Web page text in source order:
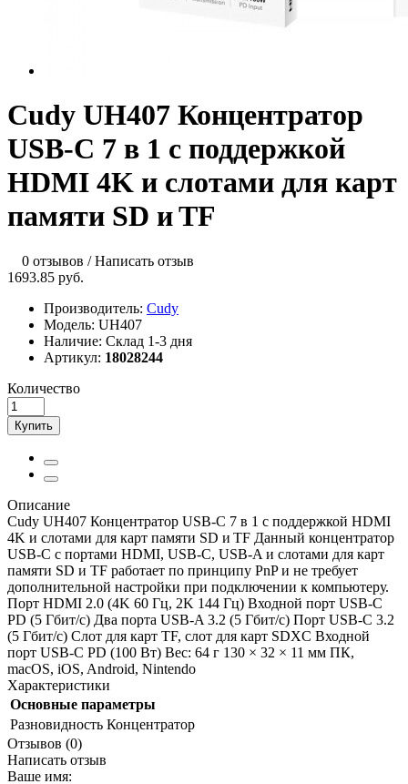
Cudy UH407 Концентратор
USB-C 7 в 1 с поддержкой
HDMI 4K и слотами для карт
памяти SD и TF
0 отзывов /Написать отзыв
1693.85 руб.
Производитель: Cudy
Модель: UH407
Наличие: Склад 1-3 дня
Артикул: 18028244
Количество
Купить
Описание
Cudy UH407 Концентратор USB-C 7 в 1 с поддержкой HDMI
4K и слотами для карт памяти SD и TF Данный концентратор
USB-C с портами HDMI, USB-C, USB-A и слотами для карт
памяти SD и TF работает по принципу PnP и не требует
дополнительной настройки при подключении к компьютеру.
Порт HDMI 2.0 (4K 60 Гц, 2K 144 Гц) Входной порт USB-C
PD (5 Гбит/с) Два порта USB-A 3.2 (5 Гбит/с) Порт USB-C 3.2
(5 Гбит/с) Слот для карт TF, слот для карт SDXC Входной
порт USB-C PD (100 Вт) Вес: 64 г 130 × 32 × 11 мм ПК,
macOS, iOS, Android, Nintendo
Характеристики
Основные параметры
Разновидность Концентратор
Отзывов (0)
Написать отзыв
Ваше имя: